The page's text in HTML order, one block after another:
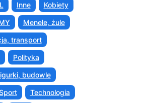
Inne Kobiety
Menele, żule
transport
Polityka
budowle
Technologia